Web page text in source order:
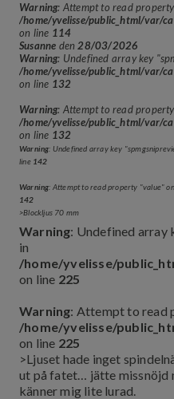
Warning: Attempt to read
/home/yvelisse/public_html/var/
on line 114
Susanne den 28/03/2026
Warning: Undefined array key
/home/yvelisse/public_html/var/
on line 132
Warning: Attempt to read
/home/yvelisse/public_html/var/
on line 132
Warning: Undefined array key
line 142
Warning: Attempt to read property "value"
142
>Blockljus 70 mm
Warning: Undefined array
in
/home/yvelisse/
on line 225
Warning: Attempt to read
/home/yvelisse/
on line 225
>Ljuset hade inget
ut på fatet… jätte missnöjd
känner mig lite lurad.